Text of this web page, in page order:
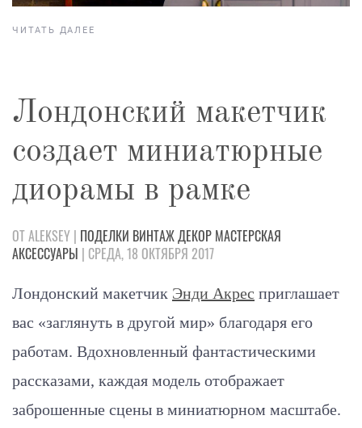
ЧИТАТЬ ДАЛЕЕ
Лондонский макетчик
создает миниатюрные
диорамы в рамке
ОТ ALEKSEY | ПОДЕЛКИ ВИНТАЖДЕКОР МАСТЕРСКАЯ
АКСЕССУАРЫ | СРЕДА, 18 ОКТЯБРЯ 2017
Лондонский макетчик Энди Акрес приглашает
вас «заглянуть в другой мир» благодаря его
работам. Вдохновленный фантастическими
рассказами, каждая модель отображает
заброшенные сцены в миниатюрном масштабе.